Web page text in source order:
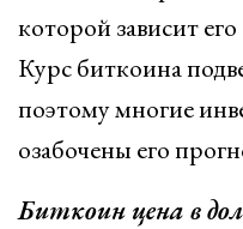
которой зависит
Курс биткоина
поэтому многие
озабочены его
Биткоин цена в